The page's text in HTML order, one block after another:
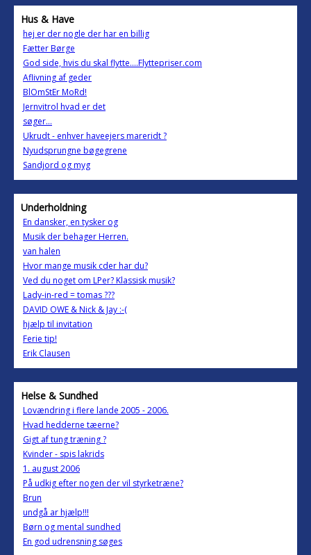
Hus & Have
hej er der nogle der har en billig
Fætter Børge
God side, hvis du skal flytte....Flyttepriser.com
Aflivning af geder
BlOmStEr MoRd!
Jernvitrol hvad er det
søger...
Ukrudt - enhver haveejers mareridt ?
Nyudsprungne bøgegrene
Sandjord og myg
Underholdning
En dansker, en tysker og
Musik der behager Herren.
van halen
Hvor mange musik cder har du?
Ved du noget om LPer? Klassisk musik?
Lady-in-red = tomas ???
DAVID OWE & Nick & Jay :-(
hjælp til invitation
Ferie tip!
Erik Clausen
Helse & Sundhed
Lovændring i flere lande 2005 - 2006.
Hvad hedderne tæerne?
Gigt af tung træning ?
Kvinder - spis lakrids
1. august 2006
På udkig efter nogen der vil styrketræne?
Brun
undgå ar hjælp!!!
Børn og mental sundhed
En god udrensning søges